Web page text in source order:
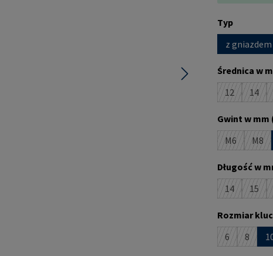
Wybierz
Typ
z
Wybierz
Średnica w
12
(Ta opcja
14
(Ta
Wybierz
Gwint w mm
M6
(Ta opcja
M8
(Ta
Wybierz
Długość w
14
(Ta opcja
15
(Ta
Wybierz
Rozmiar
6
(Ta opcja
8
(Ta